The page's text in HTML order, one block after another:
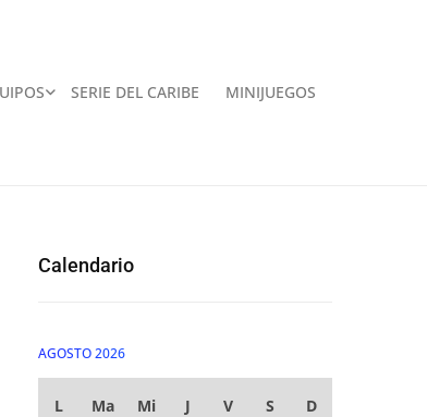
SERIE DEL CARIBE MINIJUEGOS
Calendario
AGOSTO 2026
L Ma Mi J V S D